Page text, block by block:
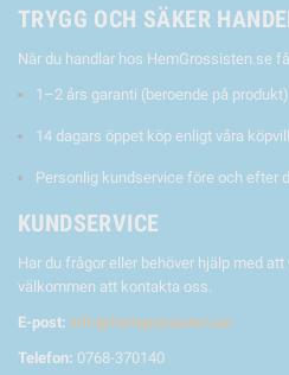
TRYGG OCH SÄKER
När du handlar hos HemGrossisten.se
1–2 års garanti (beroende på produkt)
14 dagars öppet köp enligt våra
Personlig kundservice före och efter
KUNDSERVICE
Har du frågor eller behöver hjälp med
välkommen att kontakta oss.
E-post: info@hemgrossisten.se
Telefon: 0768-370140